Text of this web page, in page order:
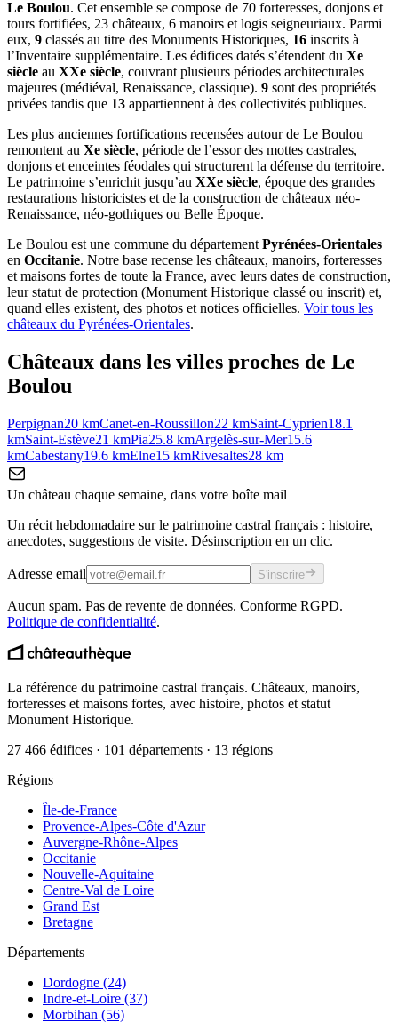
Le Boulou. Cet ensemble se compose de 70 forteresses, donjons et
tours fortifiées, 23 châteaux, 6 manoirs et logis seigneuriaux. Parmi
eux, 9 classés au titre des Monuments Historiques, 16 inscrits à
l’Inventaire supplémentaire. Les édifices datés s’étendent du Xe
siècle au XXe siècle, couvrant plusieurs périodes architecturales
majeures (médiéval, Renaissance, classique). 9 sont des propriétés
privées tandis que 13 appartiennent à des collectivités publiques.
Les plus anciennes fortifications recensées autour de Le Boulou
remontent au Xe siècle, période de l’essor des mottes castrales,
donjons et enceintes féodales qui structurent la défense du territoire.
Le patrimoine s’enrichit jusqu’au XXe siècle, époque des grandes
restaurations historicistes et de la construction de châteaux néo-
Renaissance, néo-gothiques ou Belle Époque.
Le Boulou est une commune du départementPyrénées-Orientales
en Occitanie. Notre base recense les châteaux, manoirs, forteresses
et maisons fortes de toute la France, avec leurs dates de construction,
leur statut de protection (Monument Historique classé ou inscrit) et,
quand elles existent, des photos et notices officielles. Voir tous les
châteaux du Pyrénées-Orientales.
Châteaux dans les villes proches de Le
Boulou
Perpignan20 kmCanet-en-Roussillon22 kmSaint-Cyprien18.1
kmSaint-Estève21 kmPia25.8 kmArgelès-sur-Mer15.6
kmCabestany19.6 kmElne15 kmRivesaltes28 km
Un château chaque semaine, dans votre boîte mail
Un récit hebdomadaire sur le patrimoine castral français : histoire,
anecdotes, suggestions de visite. Désinscription en un clic.
Adresse email S'inscrire
Aucun spam. Pas de revente de données. Conforme RGPD.
Politique de confidentialité.
La référence du patrimoine castral français. Châteaux, manoirs,
forteresses et maisons fortes, avec histoire, photos et statut
Monument Historique.
27 466 édifices · 101 départements · 13 régions
Régions
Île-de-France
Provence-Alpes-Côte d'Azur
Auvergne-Rhône-Alpes
Occitanie
Nouvelle-Aquitaine
Centre-Val de Loire
Grand Est
Bretagne
Départements
Dordogne (24)
Indre-et-Loire (37)
Morbihan (56)